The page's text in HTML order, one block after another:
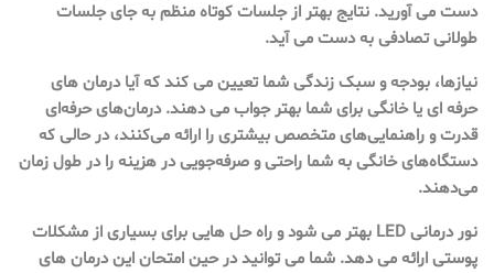
دست می آورید. نتایج بهتر از جلسات کوتاه منظم به جای جلسات
طولانی تصادفی به دست می آید.
نیازها، بودجه و سبک زندگی شما تعیین می کند که آیا درمان های
حرفه ای یا خانگی برای شما بهتر جواب می دهند. درمان‌های حرفه‌ای
قدرت و راهنمایی‌های متخصص بیشتری را ارائه می‌کنند، در حالی که
دستگاه‌های خانگی به شما راحتی و صرفه‌جویی در هزینه را در طول زمان
می‌دهند.
نور درمانی LED بهتر می شود و راه حل هایی برای بسیاری از مشکلات
پوستی ارائه می دهد. شما می توانید در حین امتحان این درمان های